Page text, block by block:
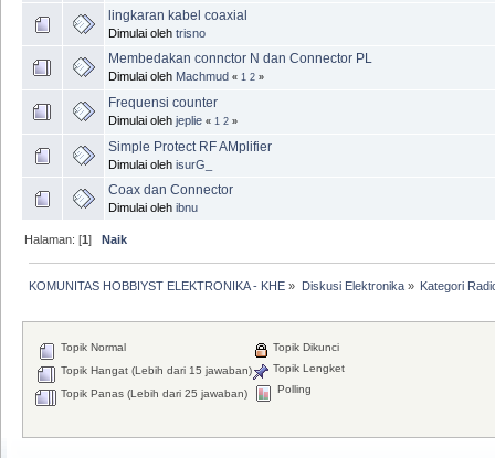
lingkaran kabel coaxial
Dimulai oleh trisno
Membedakan connctor N dan Connector PL
Dimulai oleh Machmud « 1 2 »
Frequensi counter
Dimulai oleh jeplie « 1 2 »
Simple Protect RF AMplifier
Dimulai oleh isurG_
Coax dan Connector
Dimulai oleh ibnu
Halaman: [1]Naik
KOMUNITAS HOBBIYST ELEKTRONIKA - KHE » Diskusi Elektronika» Kategori
Topik Normal
Topik Hangat (Lebih dari 15 jawaban)
Topik Panas (Lebih dari 25 jawaban)
Topik Dikunci
Topik Lengket
Polling